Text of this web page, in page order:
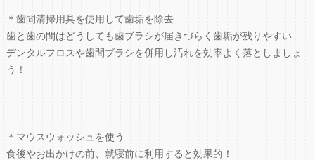
＊歯間清掃用具を使用して歯垢を除去
歯と歯の間はどうしても歯ブラシが届きづらく歯垢が残りやすい…
デンタルフロスや歯間ブラシを併用し汚れを効率よく落としましょ
う！
＊マウスウォッシュを使う
食後やお出かけの前、就寝前に利用すると効果的！